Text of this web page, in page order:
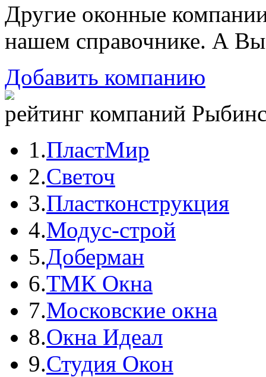
Другие оконные
нашем справочнике. А
Добавить компанию
рейтинг компаний
1.ПластМир
2.Светоч
3.Пластконструкция
4.Модус-строй
5.Доберман
6.ТМК Окна
7.Московские окна
8.Окна Идеал
9.Студия Окон